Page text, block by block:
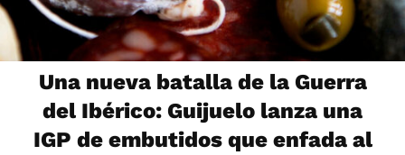
Una nueva batalla de la Guerra
del Ibérico: Guijuelo lanza una
IGP de embutidos que enfada al